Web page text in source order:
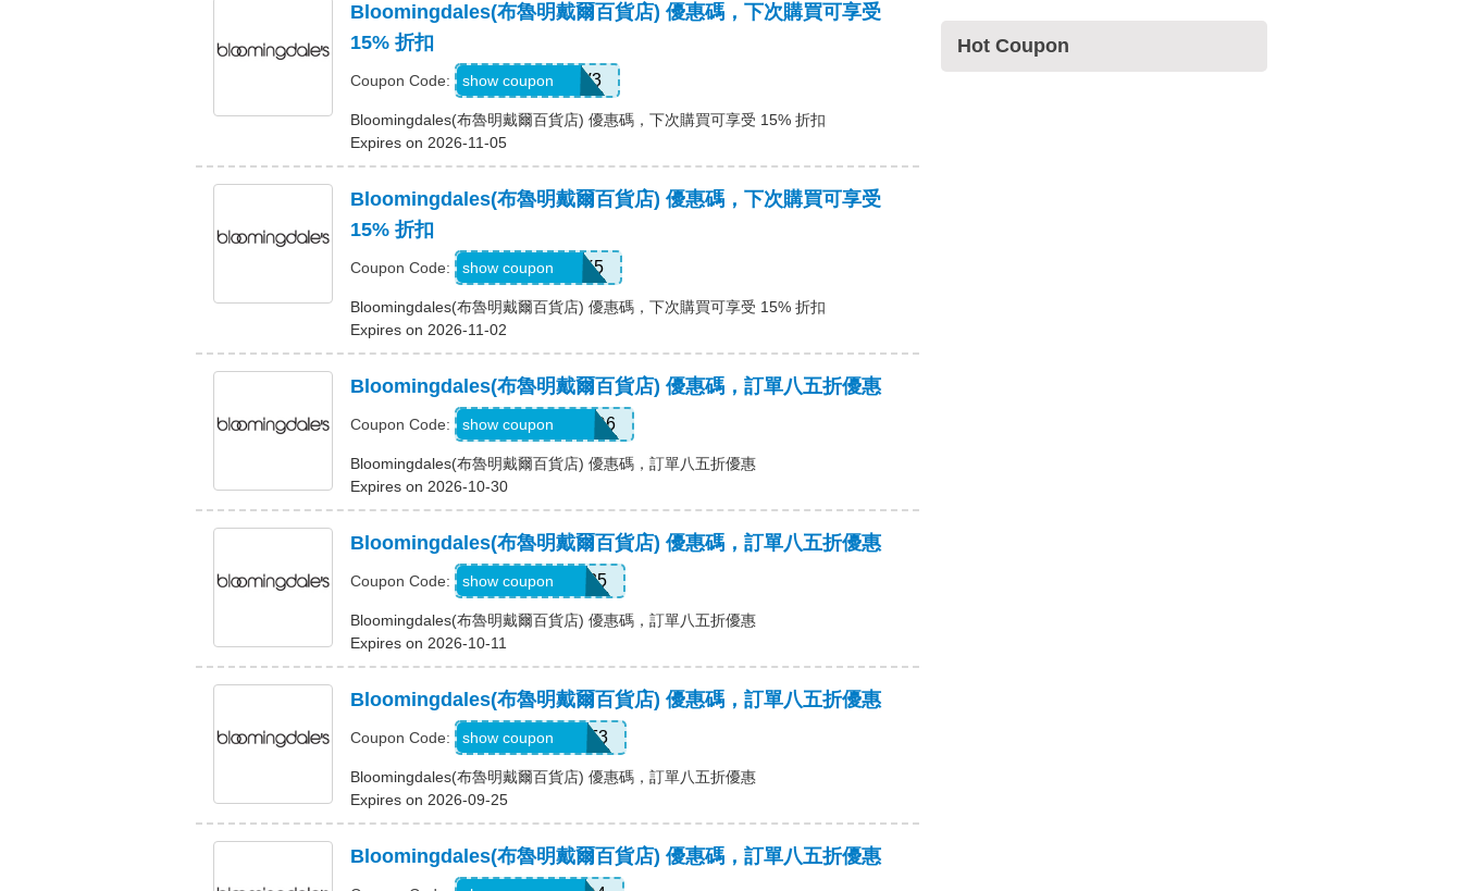
Bloomingdales(布魯明戴爾百貨店) 優惠碼，下次購買可享受
15% 折扣
Coupon Code: Z7R667879MV3
show coupon
Bloomingdales(布魯明戴爾百貨店) 優惠碼，下次購買可享受 15% 折扣
Expires on 2026-11-05
Bloomingdales(布魯明戴爾百貨店) 優惠碼，下次購買可享受
15% 折扣
Coupon Code: Z7QH7Z778XK5
show coupon
Bloomingdales(布魯明戴爾百貨店) 優惠碼，下次購買可享受 15% 折扣
Expires on 2026-11-02
Bloomingdales(布魯明戴爾百貨店) 優惠碼，訂單八五折優惠
Coupon Code: Z7LP8BHW2WR6
show coupon
Bloomingdales(布魯明戴爾百貨店) 優惠碼，訂單八五折優惠
Expires on 2026-10-30
Bloomingdales(布魯明戴爾百貨店) 優惠碼，訂單八五折優惠
Coupon Code: Z7F2LWNLZM35
show coupon
Bloomingdales(布魯明戴爾百貨店) 優惠碼，訂單八五折優惠
Expires on 2026-10-11
Bloomingdales(布魯明戴爾百貨店) 優惠碼，訂單八五折優惠
Coupon Code: ZKCV977HM9F3
show coupon
Bloomingdales(布魯明戴爾百貨店) 優惠碼，訂單八五折優惠
Expires on 2026-09-25
Bloomingdales(布魯明戴爾百貨店) 優惠碼，訂單八五折優惠
Hot Coupon